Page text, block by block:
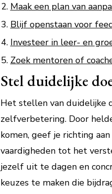
Maak een plan van
Blijf openstaan voor
Investeer in leer- en
Zoek mentoren of
Stel duidelijke
Het stellen van duidelijke
zelfverbetering. Door
komen, geef je richting
vaardigheden tot het
jezelf uit te dagen en
keuzes te maken die